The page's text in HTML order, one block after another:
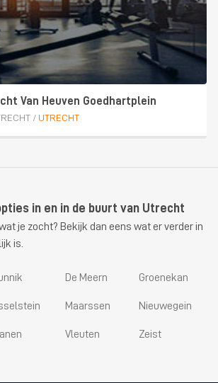
Van Heuven Goedhartplein
/ UTRECHT
in en in de buurt van Utrecht
je zocht? Bekijk dan eens wat er verder in
is.
De Meern Groenekan
Maarssen Nieuwegein
Vleuten Zeist